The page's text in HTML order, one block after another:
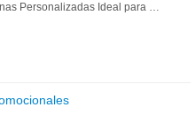
Personalizadas Ideal para …